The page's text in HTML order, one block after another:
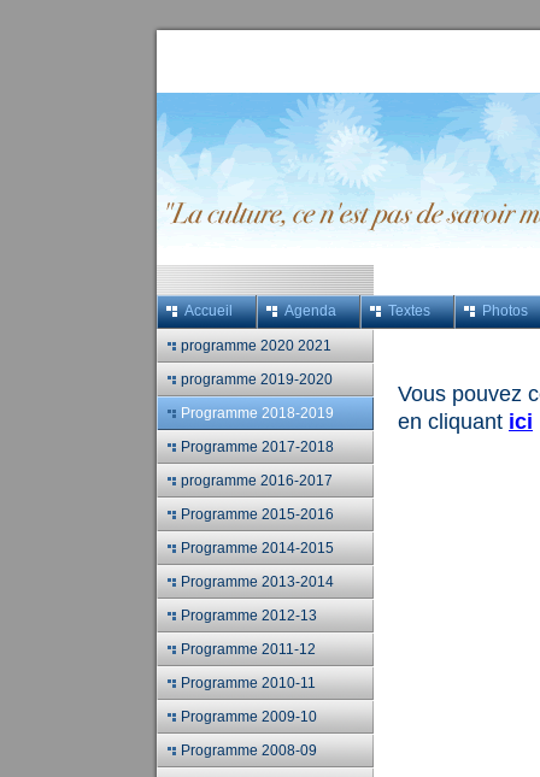
Accueil Agenda Textes Photos
programme 2020 2021
programme 2019-2020
Programme 2018-2019
Programme 2017-2018
programme 2016-2017
Programme 2015-2016
Programme 2014-2015
Programme 2013-2014
Programme 2012-13
Programme 2011-12
Programme 2010-11
Programme 2009-10
Programme 2008-09
Vous pouvez
en cliquant ici